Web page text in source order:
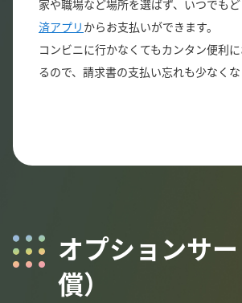
家や職場など場所を選ばず、いつでも
済アプリ からお支払いができます。
コンビニに行かなくてもカンタン便利
るので、請求書の支払い忘れも少なくな
オプションサ
償）